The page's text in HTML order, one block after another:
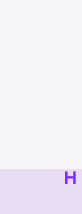
H